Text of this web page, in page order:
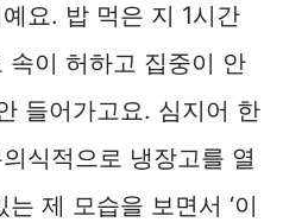
요. 밥 먹은 지 1시간
속이 허하고 집중이 안
들어가고요. 심지어 한
식적으로 냉장고를 열
제 모습을 보면서 ‘이